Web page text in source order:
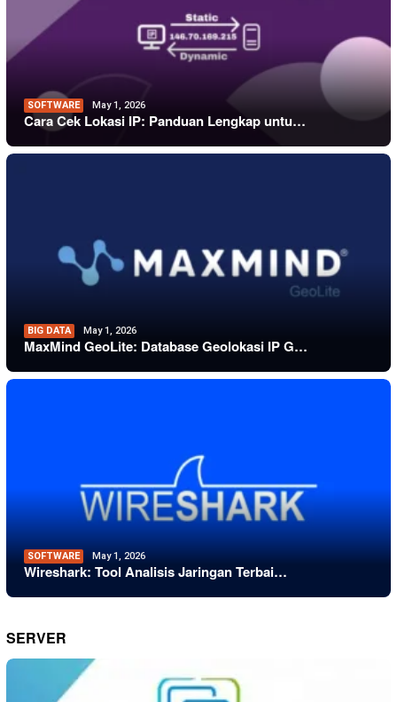
SOFTWARE May 1, 2026
Cara Cek Lokasi IP: Panduan Lengkap untu…
BIG DATA May 1, 2026
MaxMind GeoLite: Database Geolokasi IP G…
SOFTWARE May 1, 2026
Wireshark: Tool Analisis Jaringan Terbai…
SERVER